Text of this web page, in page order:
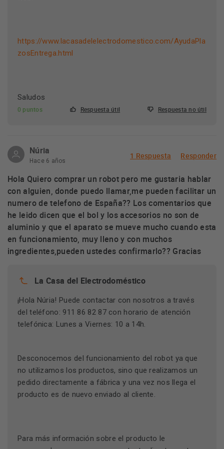
https://www.lacasadelelectrodomestico.com/AyudaPla
zosEntrega.html
Saludos
0 puntos Respuesta útil Respuesta no útil
Núria
Hace 6 años
1 Respuesta Responder
Hola Quiero comprar un robot pero me gustaria hablar
con alguien, donde puedo llamar,me pueden facilitar un
numero de telefono de España?? Los comentarios que
he leido dicen que el bol y los accesorios no son de
aluminio y que el aparato se mueve mucho cuando esta
en funcionamiento, muy lleno y con muchos
ingredientes,pueden ustedes confirmarlo?? Gracias
La Casa del Electrodoméstico
¡Hola Núria! Puede contactar con nosotros a través
del teléfono: 911 86 82 87 con horario de atención
telefónica: Lunes a Viernes: 10 a 14h.
Desconocemos del funcionamiento del robot ya que
no utilizamos los productos, sino que realizamos un
pedido directamente a fábrica y una vez nos llega el
producto es de nuevo enviado al cliente.
Para más información sobre el producto le